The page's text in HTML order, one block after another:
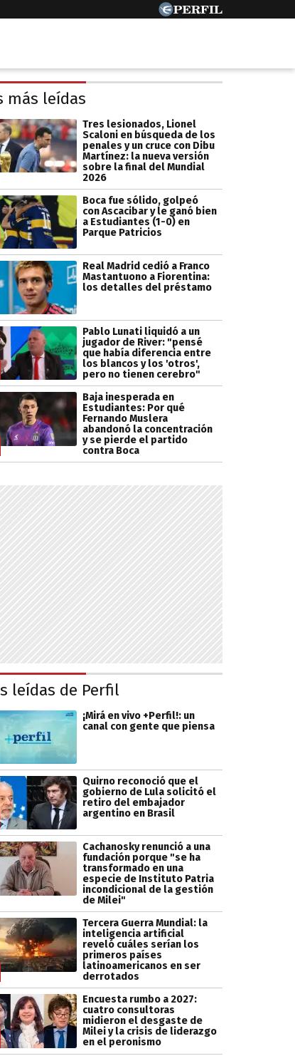
más leídas
Tres lesionados, Lionel
Scaloni en búsqueda de los
penales y un cruce con Dibu
Martínez: la nueva versión
sobre la final del Mundial
2026
Boca fue sólido, golpeó
con Ascacibar y le ganó bien
a Estudiantes (1-0) en
Parque Patricios
Real Madrid cedió a Franco
Mastantuono a Fiorentina:
los detalles del préstamo
Pablo Lunati liquidó a un
jugador de River: "pensé
que había diferencia entre
los blancos y los 'otros',
pero no tienen cerebro"
Baja inesperada en
Estudiantes: Por qué
Fernando Muslera
abandonó la concentración
y se pierde el partido
contra Boca
leídas de Perfil
¡Mirá en vivo +Perfil!: un
canal con gente que piensa
Quirno reconoció que el
gobierno de Lula solicitó el
retiro del embajador
argentino en Brasil
Cachanosky renunció a una
fundación porque "se ha
transformado en una
especie de Instituto Patria
incondicional de la gestión
de Milei"
Tercera Guerra Mundial: la
inteligencia artificial
reveló cuáles serían los
primeros países
latinoamericanos en ser
derrotados
Encuesta rumbo a 2027:
cuatro consultoras
midieron el desgaste de
Milei y la crisis de liderazgo
en el peronismo